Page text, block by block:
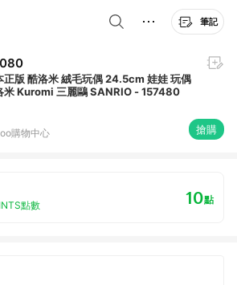
筆記
正版 酷洛米 絨毛玩偶 24.5cm 娃娃 玩偶
米 Kuromi 三麗鷗 SANRIO - 157480
購物中心 搶購
點數 10點